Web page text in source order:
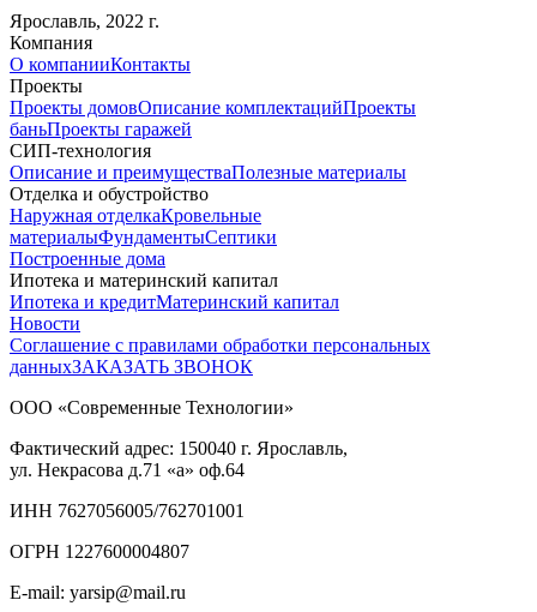
Ярославль, 2022 г.
Компания
О компанииКонтакты
Проекты
Проекты домовОписание комплектацийПроекты
баньПроекты гаражей
СИП-технология
Описание и преимуществаПолезные материалы
Отделка и обустройство
Наружная отделкаКровельные
материалыФундаментыСептики
Построенные дома
Ипотека и материнский капитал
Ипотека и кредитМатеринский капитал
Новости
Соглашение с правилами обработки персональных
данныхЗАКАЗАТЬ ЗВОНОК
ООО «Современные Технологии»
Фактический адрес: 150040 г. Ярославль,
ул. Некрасова д.71 «а» оф.64
ИНН 7627056005/762701001
ОГРН 1227600004807
E-mail: yarsip@mail.ru